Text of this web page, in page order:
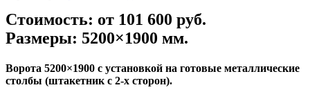
Стоимость: от 101 600 руб.
Размеры: 5200×1900 мм.
Ворота 5200×1900 с установкой на готовые металлические
столбы (штакетник с 2-х сторон).